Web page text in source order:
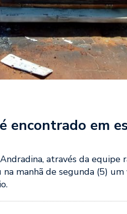
encontrado em
através da equipe
na manhã de segunda (5)